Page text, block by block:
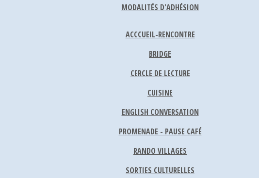
MODALITÉS D'ADHÉSION
ACCCUEIL-RENCONTRE
BRIDGE
CERCLE DE LECTURE
CUISINE
ENGLISH CONVERSATION
PROMENADE - PAUSE CAFÉ
RANDO VILLAGES
SORTIES CULTURELLES